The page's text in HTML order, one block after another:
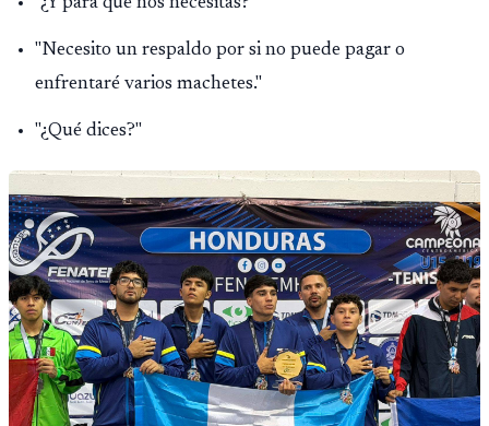
"Necesito un respaldo por si no puede pagar o
enfrentaré varios machetes."
"¿Qué dices?"